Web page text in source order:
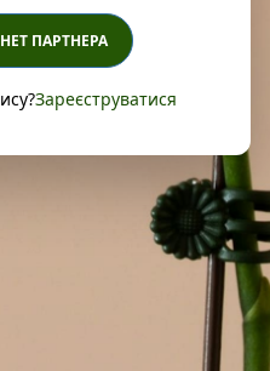
ПАРТНЕРА
Зареєструватися